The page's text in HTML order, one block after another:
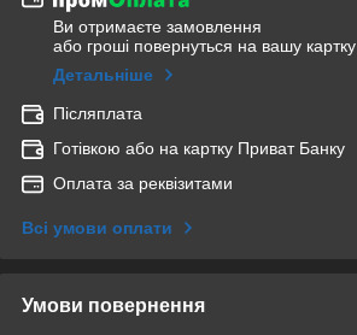
Ви отримаєте замовлення
або гроші повернуться на вашу картку
Детальніше
Післяплата
Готівкою або на картку Приват Банку
Оплата за реквізитами
Всі умови оплати
Умови повернення